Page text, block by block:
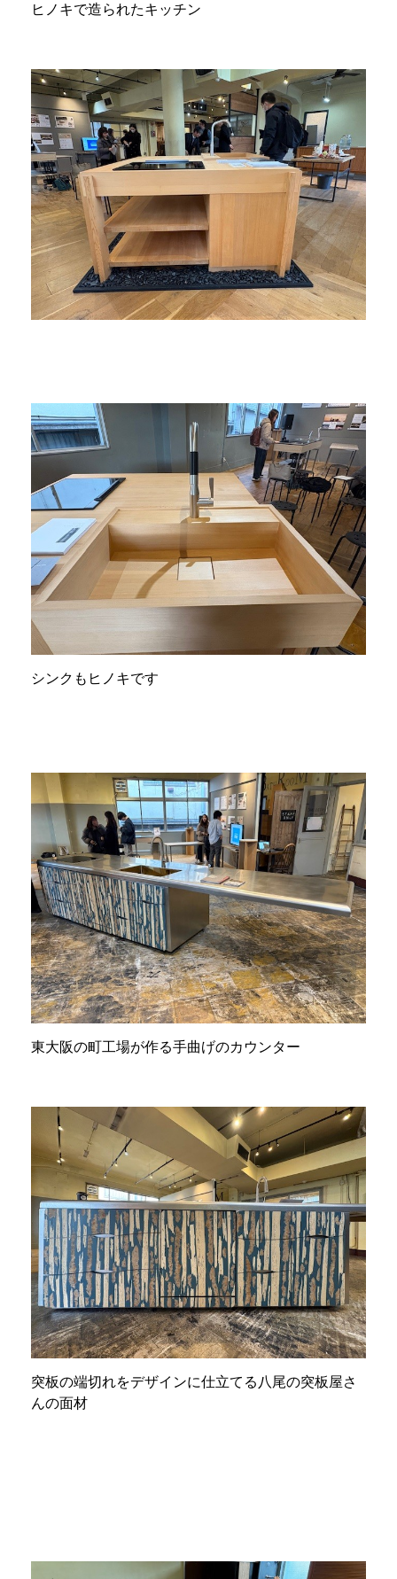
ヒノキで造られたキッチン
シンクもヒノキです
東大阪の町工場が作る手曲げのカウンター
突板の端切れをデザインに仕立てる八尾の突板屋さ
んの面材